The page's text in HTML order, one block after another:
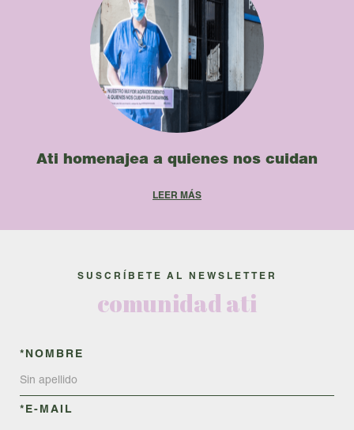
Ati homenajea a quienes nos cuidan
SUSCRÍBETE AL NEWSLETTER
comunidad ati
*NOMBRE
*E-MAIL